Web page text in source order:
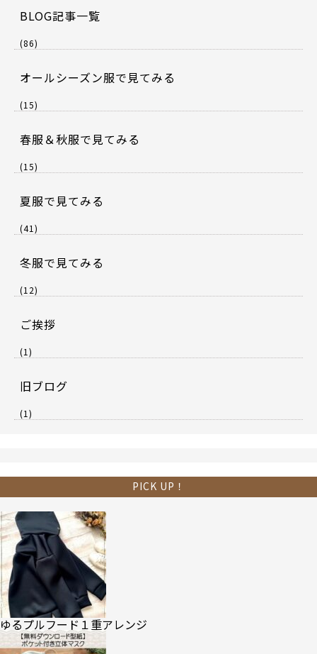
BLOG記事一覧
(86)
オールシーズン服で見てみる
(15)
春服＆秋服で見てみる
(15)
夏服で見てみる
(41)
冬服で見てみる
(12)
ご挨拶
(1)
旧ブログ
(1)
PICK UP！
ゆるプルフード１重アレンジ